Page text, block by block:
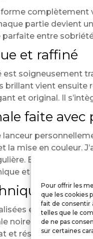
Pour offrir les
que les cookies
fait de consentir
telles que le
de ne pas
sur certaines
partie devient
parfaite entre
et raffiné
soigneusement
brillant vient
et original. Il
faite avec
la mise en couleur.
Ensuite,
et possède son
entièrement à
noire et blanche
et résistance.